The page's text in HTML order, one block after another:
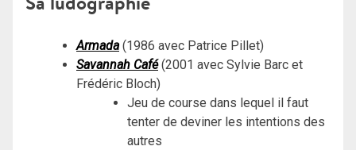
Armada(1986 avec Patrice Pillet)
Savannah Café(2001 avec Sylvie Barc et
Frédéric Bloch)
Jeu de course dans lequel il faut
tenter de deviner les intentions des
autres